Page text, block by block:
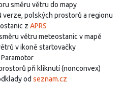
směru větru do mapy
verze, polských prostorů a regionu
z APRS
větru meteostanic v mapě
v ikoně startovačky
při kliknutí (nonconvex)
od seznam.cz